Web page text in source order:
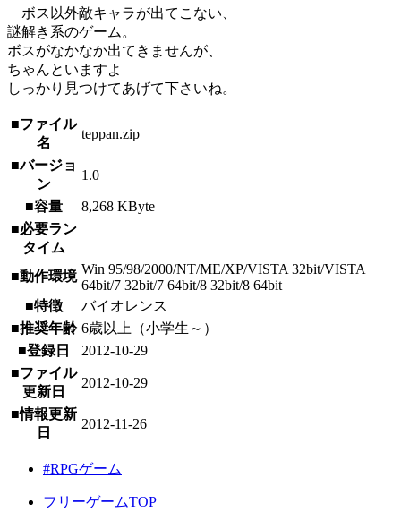
ボス以外敵キャラが出てこない、
謎解き系のゲーム。
ボスがなかなか出てきませんが、
ちゃんといますよ
しっかり見つけてあげて下さいね。
■ファイル
名
teppan.zip
■バージョ
ン
1.0
■容量
8,268 KByte
■必要ラン
タイム
■動作環境 Win 95/98/2000/NT/ME/XP/VISTA 32bit/VISTA
64bit/7 32bit/7 64bit/8 32bit/8 64bit
■特徴
バイオレンス
■推奨年齢 6歳以上（小学生～）
■登録日
2012-10-29
■ファイル
更新日
2012-10-29
■情報更新
日
2012-11-26
#RPGゲーム
フリーゲームTOP